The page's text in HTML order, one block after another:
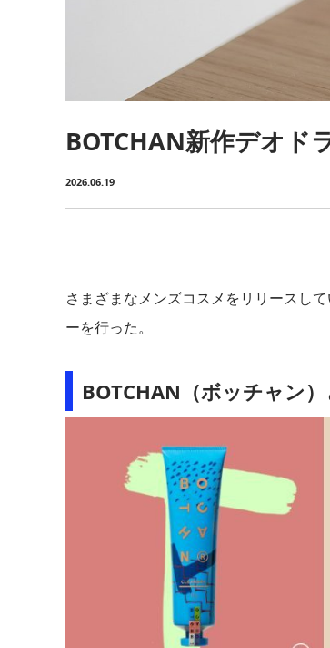
BOTCHAN新作デオド
2026.06.19
さまざまなメンズコスメをリリースし
ーを行った。
BOTCHAN（ボッチャン）